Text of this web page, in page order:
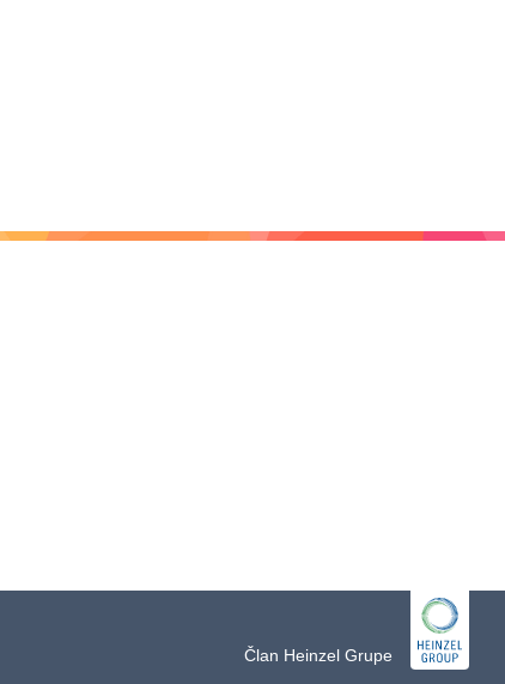
Član Heinzel Grupe